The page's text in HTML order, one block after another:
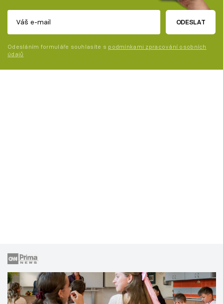
ODESLAT
Odesláním formuláře souhlasíte s podmínkami zpracování osobních
údajů